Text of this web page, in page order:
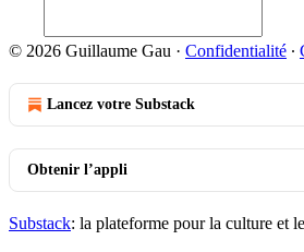
© 2026 Guillaume Gau · Confidentialité ∙
Lancez votre Substack
Obtenir l’appli
Substack: la plateforme pour la culture et